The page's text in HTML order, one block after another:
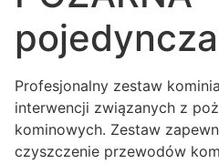
pojedyncza
Profesjonalny zestaw
interwencji związanych z
kominowych. Zestaw
czyszczenie przewodów